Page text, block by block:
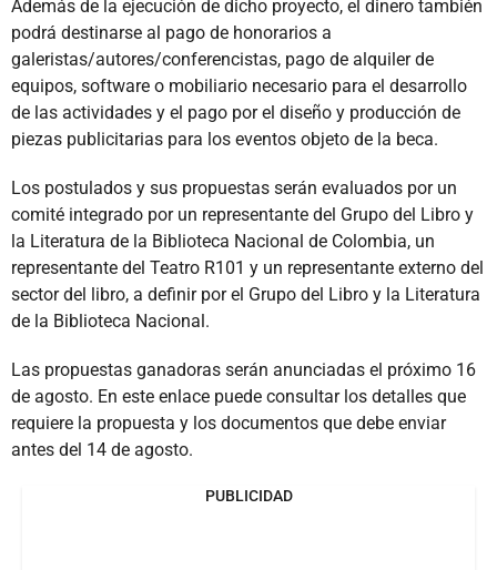
Además de la ejecución de dicho proyecto, el dinero también
podrá destinarse al pago de honorarios a
galeristas/autores/conferencistas, pago de alquiler de
equipos, software o mobiliario necesario para el desarrollo
de las actividades y el pago por el diseño y producción de
piezas publicitarias para los eventos objeto de la beca.
Los postulados y sus propuestas serán evaluados por un
comité integrado por un representante del Grupo del Libro y
la Literatura de la Biblioteca Nacional de Colombia, un
representante del Teatro R101 y un representante externo del
sector del libro, a definir por el Grupo del Libro y la Literatura
de la Biblioteca Nacional.
Las propuestas ganadoras serán anunciadas el próximo 16
de agosto. En este enlace puede consultar los detalles que
requiere la propuesta y los documentos que debe enviar
antes del 14 de agosto.
PUBLICIDAD